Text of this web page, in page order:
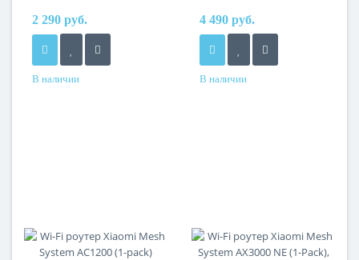
2 290 руб.
В наличии
4 490 руб.
В наличии